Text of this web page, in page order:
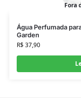
Fora
Água Perfumada
Garden
R$37,90